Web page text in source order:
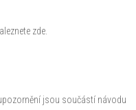
zde.
jsou součástí návodu